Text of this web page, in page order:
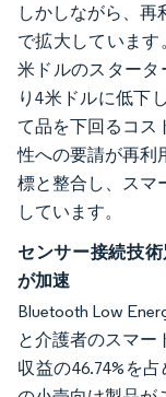
しかしながら、再
で拡大しています
米ドルのスタータ
り4米ドルに低下
て品を下回るコス
性への要請が再利
標と整合し、スマ
しています。
センサー接続技
が加速
Bluetooth Low
と介護者のスマー
収益の46.74%を